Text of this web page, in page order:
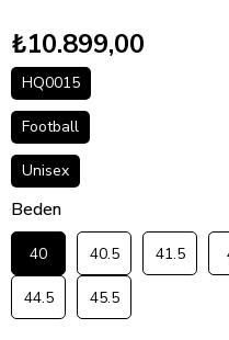
₺10.899,00
HQ0015
Football
Unisex
Beden
40 40.5 41.5
44.5 45.5